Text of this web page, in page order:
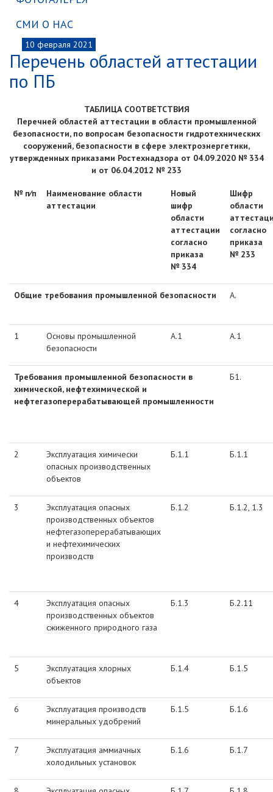
СМИ О НАС
10 февраля 2021
Перечень областей аттестации
по ПБ
ТАБЛИЦА СООТВЕТСТВИЯ
Перечней областей аттестации в области промышленной
безопасности, по вопросам безопасности гидротехнических
сооружений, безопасности в сфере электроэнергетики,
утвержденных приказами Ростехнадзора от 04.09.2020 № 334
и от 06.04.2012 № 233
№ п⁄п
Наименование области
аттестации
Новый
шифр
области
аттестации
согласно
приказа
№ 334
Шифр
области
согласно
приказа
№ 233
Общие требования промышленной безопасности А.
1
Основы промышленной
безопасности
А.1 А.1
Требования промышленной безопасности в
химической, нефтехимической и
нефтегазоперерабатывающей промышленности
Б1.
2
Эксплуатация химически
опасных производственных
объектов
Б.1.1 Б.1.1
3
Эксплуатация опасных
производственных объектов
нефтегазоперерабатывающих
и нефтехимических
производств
Б.1.2 Б.1.2, 1.3
4
Эксплуатация опасных
производственных объектов
сжиженного природного газа
Б.1.3 Б.2.11
5
Эксплуатация хлорных
объектов
Б.1.4 Б.1.5
6
Эксплуатация производств
минеральных удобрений
Б.1.5 Б.1.6
7
Эксплуатация аммиачных
холодильных установок
Б.1.6 Б.1.7